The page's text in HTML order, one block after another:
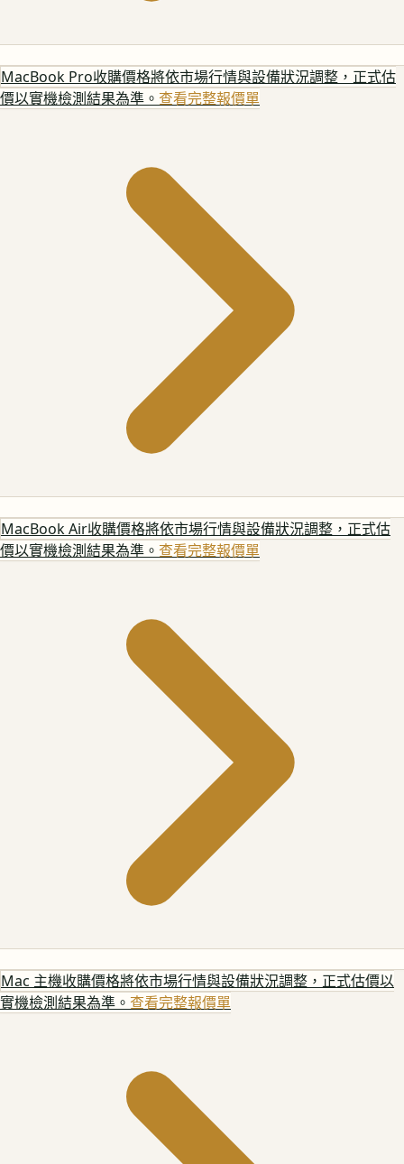
MacBook Pro收購價格將依市場行情與設備狀況調整，正式估
價以實機檢測結果為準。 查看完整報價單
MacBook Air收購價格將依市場行情與設備狀況調整，正式估
價以實機檢測結果為準。 查看完整報價單
Mac 主機收購價格將依市場行情與設備狀況調整，正式估價以
實機檢測結果為準。 查看完整報價單